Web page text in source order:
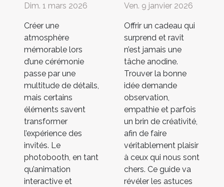
Dim. 1 mars 2026
Créer une
atmosphère
mémorable lors
d’une cérémonie
passe par une
multitude de détails,
mais certains
éléments savent
transformer
l’expérience des
invités. Le
photobooth, en tant
qu’animation
interactive et
Ven. 9 janvier 2026
Offrir un cadeau qui
surprend et ravit
n’est jamais une
tâche anodine.
Trouver la bonne
idée demande
observation,
empathie et parfois
un brin de créativité,
afin de faire
véritablement plaisir
à ceux qui nous sont
chers. Ce guide va
révéler les astuces